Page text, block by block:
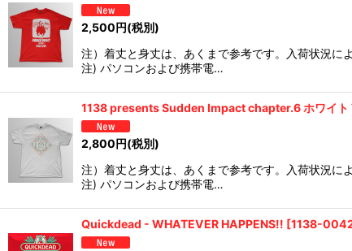
2,500 円(税別)
注）着丈と身丈は、あくまで参考です。入荷状況に
注) パソコンおよび携帯電…
1138 presents Sudden Impact chapter.6 ホワイト
2,800円(税別)
注）着丈と身丈は、あくまで参考です。入荷状況に
注) パソコンおよび携帯電…
Quickdead - WHATEVER HAPPENS!! [1138-